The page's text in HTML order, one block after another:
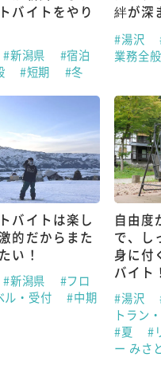
バイトをやり
#新潟県
#宿泊
#短期 #冬
絆が深
#湯沢
業務全般
バイトは楽し
的だからまた
い！
#新潟県
#フロ
ル・受付
#中期
自由度
で、し
身に付
バイト！
#湯沢
トラン
#夏
#
ー みさ